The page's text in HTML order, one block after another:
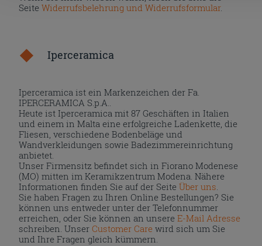
SeiteWiderrufsbelehrung und Widerrufsformular.
Iperceramica
Iperceramica ist ein Markenzeichen der Fa.
IPERCERAMICA S.p.A..
Heute ist Iperceramica mit 87 Geschäften in Italien
und einem in Malta eine erfolgreiche Ladenkette, die
Fliesen, verschiedene Bodenbeläge und
Wandverkleidungen sowie Badezimmereinrichtung
anbietet.
Unser Firmensitz befindet sich in Fiorano Modenese
(MO) mitten im Keramikzentrum Modena. Nähere
Informationen finden Sie auf der Seite Über uns.
Sie haben Fragen zu Ihren Online Bestellungen? Sie
können uns entweder unter der Telefonnummer
erreichen, oder Sie können an unsereE-Mail Adresse
schreiben. UnserCustomer Care wird sich um Sie
und Ihre Fragen gleich kümmern.